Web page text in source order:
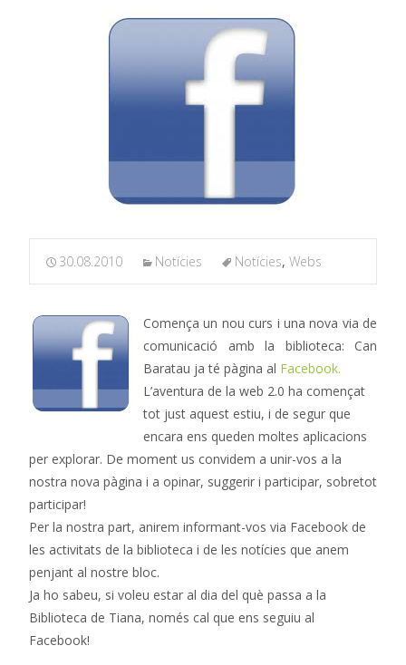
30.08.2010 Notícies Notícies, Webs
Comença un nou curs i una nova via de
comunicació amb la biblioteca: Can
Baratau ja té pàgina al Facebook.
L’aventura de la web 2.0 ha començat
tot just aquest estiu, i de segur que
encara ens queden moltes aplicacions
per explorar. De moment us convidem a unir-vos a la
nostra nova pàgina i a opinar, suggerir i participar, sobretot
participar!
Per la nostra part, anirem informant-vos via Facebook de
les activitats de la biblioteca i de les notícies que anem
penjant al nostre bloc.
Ja ho sabeu, si voleu estar al dia del què passa a la
Biblioteca de Tiana, només cal que ens seguiu al
Facebook!